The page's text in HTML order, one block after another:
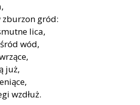
gród:
lica,
wód,
już,
wzdłuż.